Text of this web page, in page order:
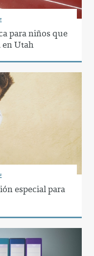
para niños que
en Utah
especial para